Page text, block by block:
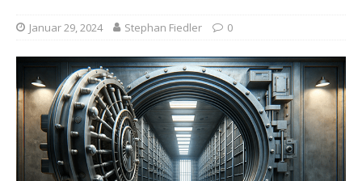
Januar 29, 2024 Stephan Fiedler 0